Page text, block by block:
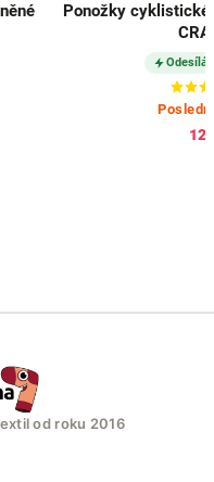
Ponožky cyklistické
od roku 2016